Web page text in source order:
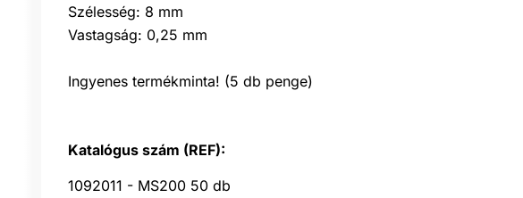
Szélesség: 8 mm
Vastagság: 0,25 mm
Ingyenes termékminta! (5 db penge)
Katalógus szám (REF):
1092011 - MS200 50 db